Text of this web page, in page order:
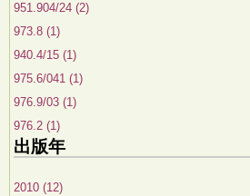
951.904/24 (2)
973.8 (1)
940.4/15 (1)
975.6/041 (1)
976.9/03 (1)
976.2 (1)
出版年
2010 (12)